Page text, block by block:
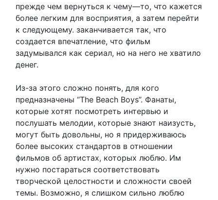
прежде чем вернуться к чему—то, что кажется
более легким для восприятия, а затем перейти
к следующему. заканчивается так, что
создается впечатление, что фильм
задумывался как сериал, но на него не хватило
денег.
Из-за этого сложно понять, для кого
предназначены “The Beach Boys”. Фанаты,
которые хотят посмотреть интервью и
послушать мелодии, которые знают наизусть,
могут быть довольны, но я придерживаюсь
более высоких стандартов в отношении
фильмов об артистах, которых люблю. Им
нужно постараться соответствовать
творческой целостности и сложности своей
темы. Возможно, я слишком сильно люблю